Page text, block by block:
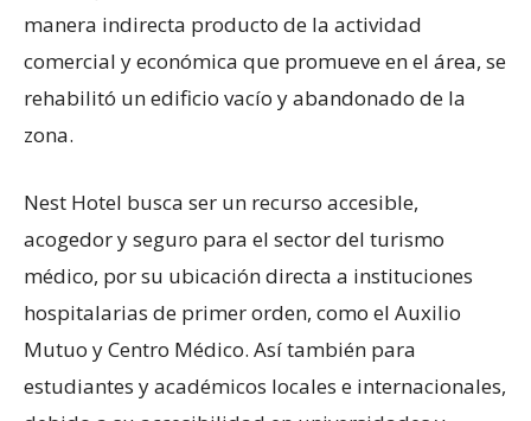
manera indirecta producto de la actividad
comercial y económica que promueve en el área, se
rehabilitó un edificio vacío y abandonado de la
zona.
Nest Hotel busca ser un recurso accesible,
acogedor y seguro para el sector del turismo
médico, por su ubicación directa a instituciones
hospitalarias de primer orden, como el Auxilio
Mutuo y Centro Médico. Así también para
estudiantes y académicos locales e internacionales,